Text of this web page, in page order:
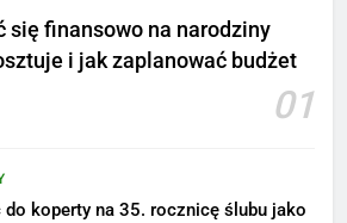
się finansowo na narodziny
i jak zaplanować budżet
01
do koperty na 35. rocznicę ślubu jako